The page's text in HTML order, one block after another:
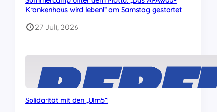
Krankenhaus wird leben!“ am Samstag gestartet
27 Juli, 2026
Solidarität mit den „Ulm5“!